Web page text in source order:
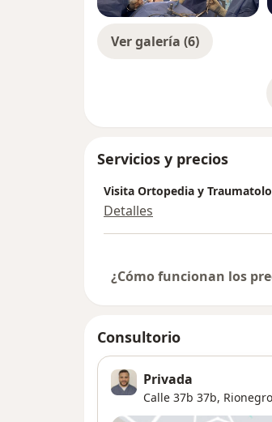
Ver galería (6)
Servicios y precios
Visita Ortopedia y
Detalles
¿Cómo funcionan los
Consultorio
Privada
Calle 37b 37b, Rionegro